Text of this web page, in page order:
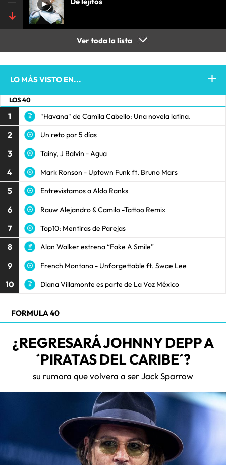
Ver toda la lista
LO MÁS VISTO EN...
LOS 40
1 "Havana" de Camila Cabello: Una novela latina.
2 Un reto por 5 días
3 Tainy, J Balvin - Agua
4 Mark Ronson - Uptown Funk ft. Bruno Mars
5 Entrevistamos a Aldo Ranks
6 Rauw Alejandro & Camilo -Tattoo Remix
7 Top10: Mentiras de Parejas
8 Alan Walker estrena “Fake A Smile”
9 French Montana - Unforgettable ft. Swae Lee
10 Diana Villamonte es parte de La Voz México
FORMULA 40
¿REGRESARÁ JOHNNY DEPP A
´PIRATAS DEL CARIBE´?
su rumora que volvera a ser Jack Sparrow